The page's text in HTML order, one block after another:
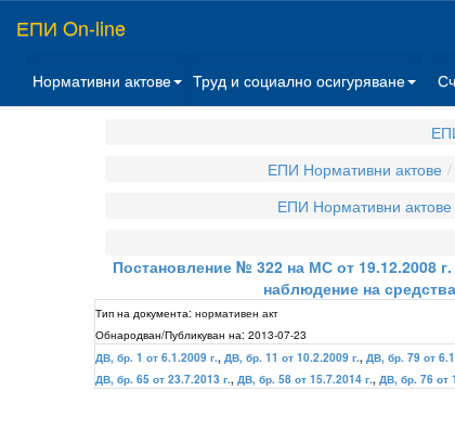
ЕПИ On-line
Нормативни актове Труд и социално осигуряване
ЕПИ Нормативни актове
ЕПИ Нормативни актове
Постановление № 322 на МС от 19.12.2008
наблюдение на
Тип на документа: нормативен акт
Обнародван/Публикуван на: 2013-07-23
ДВ, бр. 1 от 6.1.2009 г., ДВ, бр. 11 от 10.2.2009 г., ДВ, бр. 79 от
ДВ, бр. 65 от 23.7.2013 г., ДВ, бр. 58 от 15.7.2014 г., ДВ, бр. 76 от